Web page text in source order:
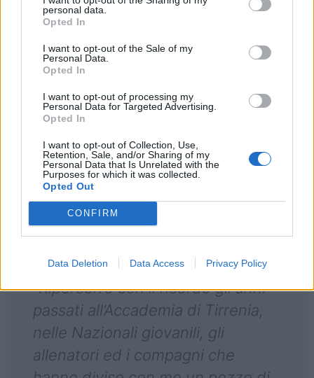
personal data.
Opted In
I want to opt-out of the Sale of my
Personal Data.
Opted In
I want to opt-out of processing my
Personal Data for Targeted Advertising.
Opted In
I want to opt-out of Collection, Use,
Retention, Sale, and/or Sharing of my
Personal Data that Is Unrelated with the
Purposes for which it was collected.
Opted Out
CONFIRM
Data Deletion Data Access Privacy Policy
Consiglio Federale auguro a lui ed
alla sua splendida famiglia il
meglio per questa nuova fase
della vita che sta per cominciare,
e so che Luca la interpreterà con
sul campo e nei momenti in cui è
dovuto stare lontano da esso”.
Luca Morisi ha dichiarato:
“Ripercorro con il ricordo gli anni
passati all’Accademia di Tirrenia,
nelle Nazionali giovanili, gli
allenatori ed i compagni che